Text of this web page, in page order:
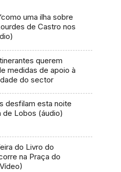
uma ilha sobre
de Castro nos
querem
medidas de apoio à
do sector
desfilam esta noite
de Lobos (áudio)
do Livro do
na Praça do